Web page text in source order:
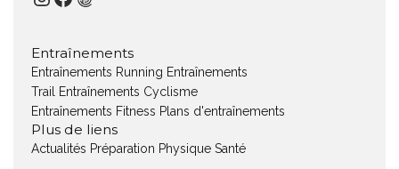
Entraînements
Entraînements Running Entraînements
Trail
Entraînements Cyclisme
Entraînements Fitness Plans d'entraînements
Plus de liens
Actualités Préparation Physique Santé